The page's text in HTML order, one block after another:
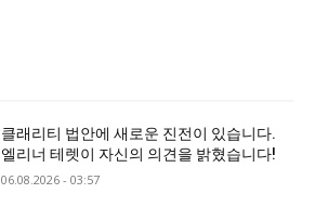
클래리티 법안에 새로운 진전이 있습니다.
엘리너 테렛이 자신의 의견을 밝혔습니다!
06.08.2026 - 03:57